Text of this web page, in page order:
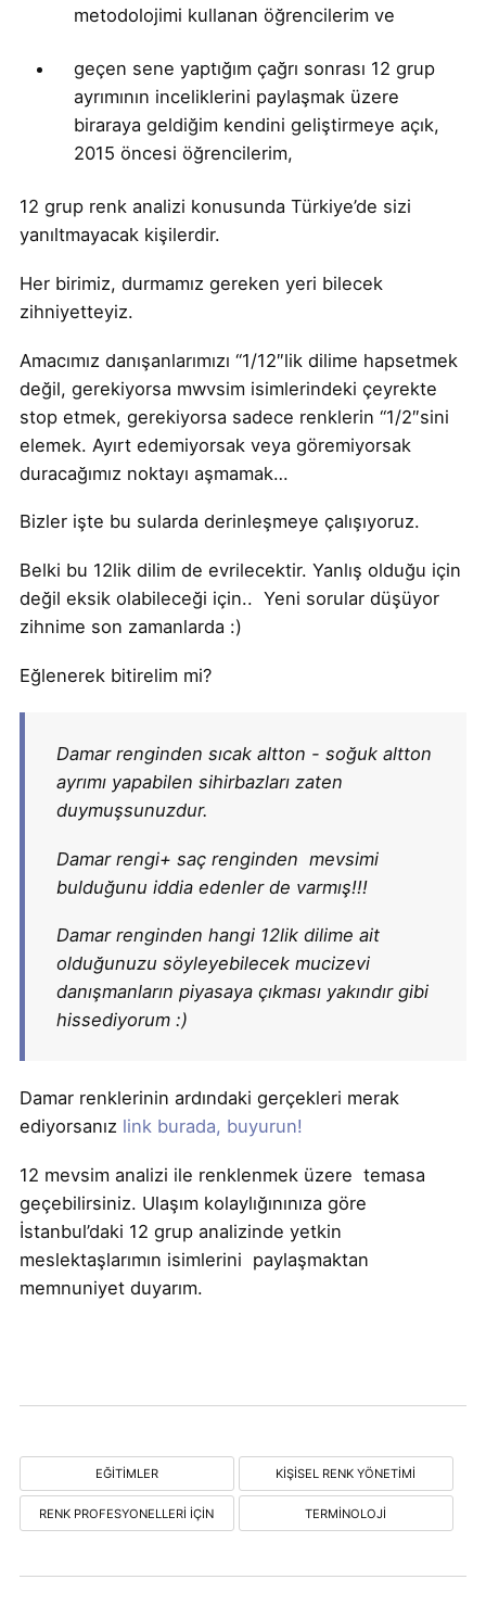
metodolojimi kullanan öğrencilerim ve
geçen sene yaptığım çağrı sonrası 12 grup
ayrımının inceliklerini paylaşmak üzere
biraraya geldiğim kendini geliştirmeye açık,
2015 öncesi öğrencilerim,
12 grup renk analizi konusunda Türkiye’de sizi
yanıltmayacak kişilerdir.
Her birimiz, durmamız gereken yeri bilecek
zihniyetteyiz.
Amacımız danışanlarımızı “1/12″lik dilime hapsetmek
değil, gerekiyorsa mwvsim isimlerindeki çeyrekte
stop etmek, gerekiyorsa sadece renklerin “1/2″sini
elemek. Ayırt edemiyorsak veya göremiyorsak
duracağımız noktayı aşmamak…
Bizler işte bu sularda derinleşmeye çalışıyoruz.
Belki bu 12lik dilim de evrilecektir. Yanlış olduğu için
değil eksik olabileceği için.. Yeni sorular düşüyor
zihnime son zamanlarda :)
Eğlenerek bitirelim mi?
Damar renginden sıcak altton - soğuk altton
ayrımı yapabilen sihirbazları zaten
duymuşsunuzdur.
Damar rengi+ saç renginden mevsimi
bulduğunu iddia edenler de varmış!!!
Damar renginden hangi 12lik dilime ait
olduğunuzu söyleyebilecek mucizevi
danışmanların piyasaya çıkması yakındır gibi
hissediyorum :)
Damar renklerinin ardındaki gerçekleri merak
ediyorsanız link burada, buyurun!
12 mevsim analizi ile renklenmek üzere temasa
geçebilirsiniz. Ulaşım kolaylığınınıza göre
İstanbul’daki 12 grup analizinde yetkin
meslektaşlarımın isimlerini paylaşmaktan
memnuniyet duyarım.
EĞITIMLER KIŞISEL RENK YÖNETIMI
RENK PROFESYONELLERI İÇIN TERMINOLOJI